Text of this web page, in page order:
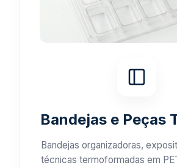
Bandejas e Peças
Bandejas organizadoras,
técnicas termoformadas em